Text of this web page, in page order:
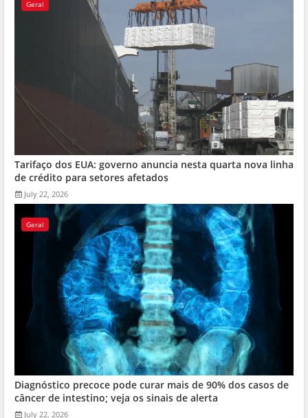
Geral
Tarifaço dos EUA: governo anuncia nesta quarta nova linha
de crédito para setores afetados
July 22, 2026
Geral
Diagnóstico precoce pode curar mais de 90% dos casos de
câncer de intestino; veja os sinais de alerta
July 22, 2026